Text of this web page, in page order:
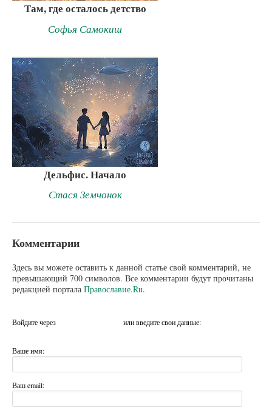
Там, где осталось детство
Софья Самокиш
Дельфис. Начало
Стася Земчонок
Комментарии
Здесь вы можете оставить к данной статье свой комментарий, не
превышающий 700 символов. Все комментарии будут прочитаны
редакцией портала Православие.Ru.
Войдите через или введите свои данные:
Ваше имя:
Ваш email: